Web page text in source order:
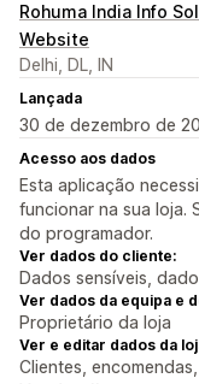
Rohuma India Info
Website
Delhi, DL, IN
Lançada
30 de dezembro de
Acesso aos dados
Esta aplicação
funcionar na sua loja.
do programador.
Ver dados do cliente:
Dados sensíveis,
Ver dados da equipa e
Proprietário da loja
Ver e editar dados da
Clientes,